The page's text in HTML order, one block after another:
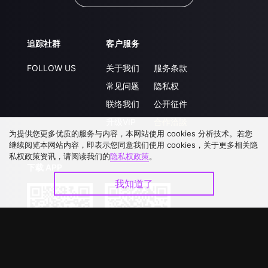
追踪社群
FOLLOW US
客户服务
关于我们
常见问题
联络我们
服务条款
隐私权
公开征件
为提供您更多优质的服务与内容，本网站使用 cookies 分析技术。若您
继续阅览本网站内容，即表示您同意我们使用 cookies，关于更多相关隐
私权政策资讯，请阅读我们的隐私权政策。
我知道了